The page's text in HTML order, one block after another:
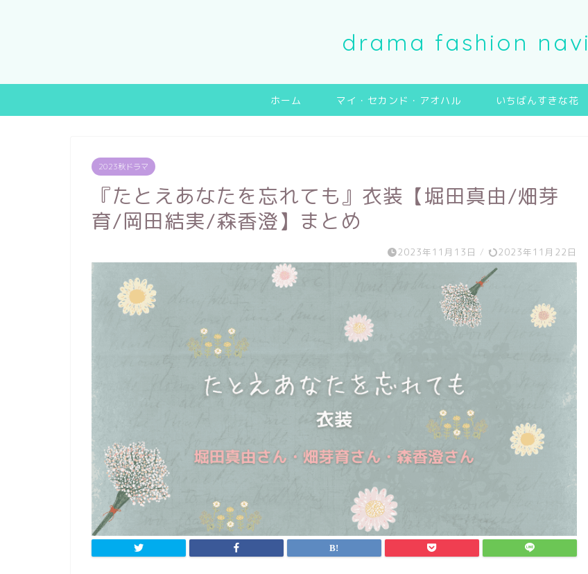
drama fashion navi
ホーム マイ・セカンド・アオハル いちばんすきな花
2023秋ドラマ
『たとえあなたを忘れても』衣装【堀田真由/畑芽
育/岡田結実/森香澄】まとめ
2023年11月13日 / 2023年11月22日